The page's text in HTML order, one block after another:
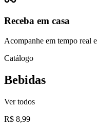
Receba em casa
Acompanhe em tempo real
Catálogo
Bebidas
Ver todos
R$ 8,99